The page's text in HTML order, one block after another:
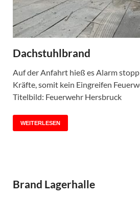
Dachstuhlbrand
Auf der Anfahrt hieß es Alarm
Kräfte, somit kein Eingreifen
Titelbild: Feuerwehr Hersbruck
WEITERLESEN
Brand Lagerhalle